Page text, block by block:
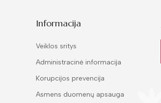
Informacija
Veiklos sritys
Administracinė informacija
Korupcijos prevencija
Asmens duomenų apsauga